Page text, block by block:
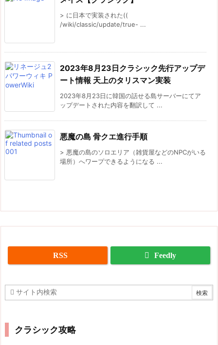
> に日本で実装された((
/wiki/classic/update/true- ...
2023年8月23日クラシック先行アップデ
ート情報 天上のタリスマン実装
2023年8月23日に韓国の話せる島サーバーにてア
ップデートされた内容を翻訳して ...
悪魔の島 骨クエ進行手順
> 悪魔の島のソロエリア（雑貨屋などのNPCがいる
場所）へワープできるようになる ...
RSS Feedly
クラシック攻略